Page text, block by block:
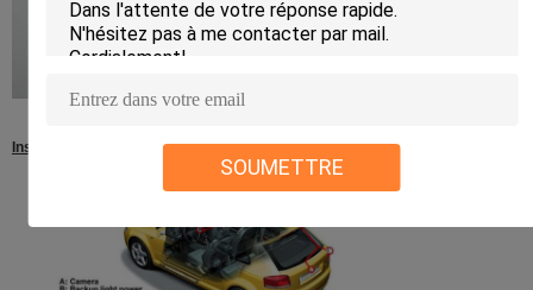
SOUMETTRE
Instruction d'installation